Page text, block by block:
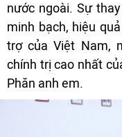
nước ngoài. Sự
minh bạch, hiệu
trợ của Việt Nam,
chính trị cao nhất
Phăn anh em.